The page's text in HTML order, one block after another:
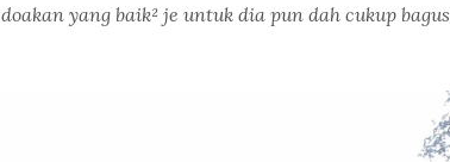
yang baik² je untuk dia pun dah cukup bagus